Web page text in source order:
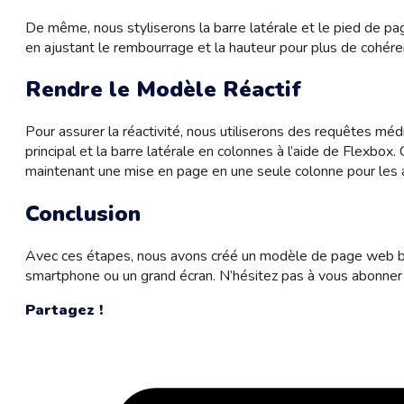
De même, nous styliserons la barre latérale et le pied de
en ajustant le rembourrage et la hauteur pour plus de
Rendre le Modèle Réactif
Pour assurer la réactivité, nous utiliserons des requêtes
principal et la barre latérale en colonnes à l’aide de
maintenant une mise en page en une seule colonne pour
Conclusion
Avec ces étapes, nous avons créé un modèle de page
smartphone ou un grand écran. N’hésitez pas à vous
Partagez !